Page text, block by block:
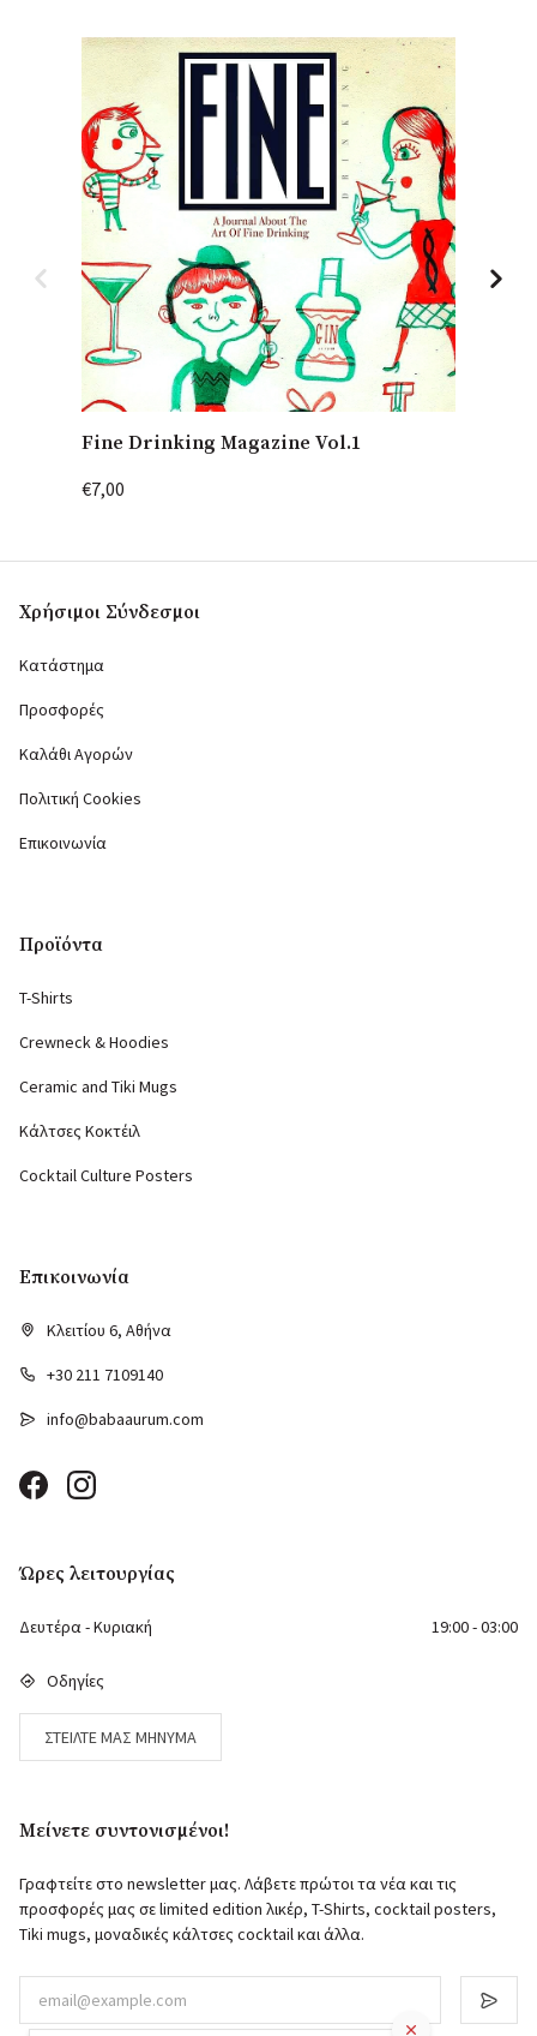
Fine Drinking Magazine Vol.1
€7,00
Χρήσιμοι Σύνδεσμοι
Κατάστημα
Προσφορές
Καλάθι Αγορών
Πολιτική Cookies
Επικοινωνία
Προϊόντα
T-Shirts
Crewneck & Hoodies
Ceramic and Tiki Mugs
Κάλτσες Κοκτέιλ
Cocktail Culture Posters
Επικοινωνία
Κλειτίου 6, Αθήνα
+30 211 7109140
info@babaaurum.com
Ώρες λειτουργίας
Δευτέρα - Κυριακή 19:00 - 03:00
Οδηγίες
ΣΤΕΊΛΤΕ ΜΑΣ ΜΉΝΥΜΑ
Μείνετε συντονισμένοι!
Γραφτείτε στο newsletter μας. Λάβετε πρώτοι τα νέα και τις
προσφορές μας σε limited edition λικέρ, T-Shirts, cocktail posters,
Tiki mugs, μοναδικές κάλτσες cocktail και άλλα.